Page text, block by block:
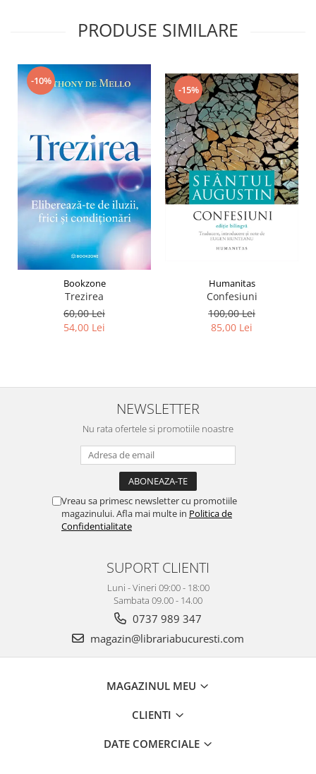
PRODUSE SIMILARE
-10%
Bookzone
Trezirea
60,00 Lei
54,00 Lei
-15%
Humanitas
Confesiuni
100,00 Lei
85,00 Lei
NEWSLETTER
Nu rata ofertele si promotiile noastre
Vreau sa primesc newsletter cu promotiile
magazinului. Afla mai multe in Politica de
Confidentialitate
SUPORT CLIENTI
Luni - Vineri 09:00 - 18:00
Sambata 09.00 - 14.00
0737 989 347
magazin@librariabucuresti.com
MAGAZINUL MEU
CLIENTI
DATE COMERCIALE